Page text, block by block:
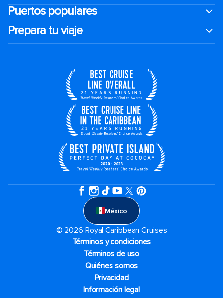
Puertos populares
Prepara tu viaje
México
© 2026 Royal Caribbean Cruises
Términos y condiciones
Términos de uso
Quiénes somos
Privacidad
Información legal